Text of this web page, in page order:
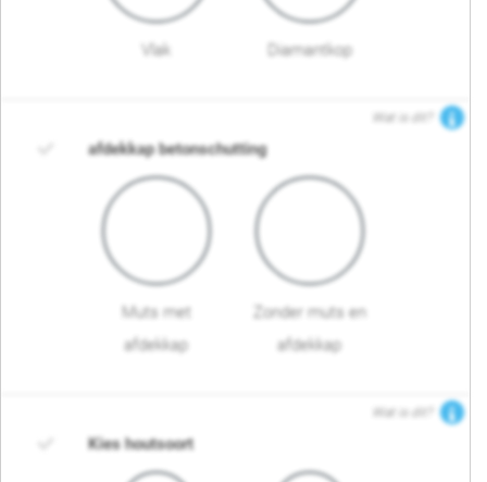
Vlak Diamantkop
Wat is dit?
afdekkap betonschutting
Muts met
afdekkap
Zonder muts en
afdekkap
Wat is dit?
Kies houtsoort